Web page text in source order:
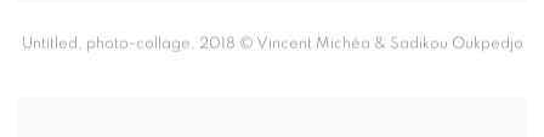
Untitled, photo-collage 2018 © Vincent Michéa & Sadikou Oukpedjo